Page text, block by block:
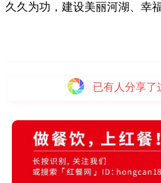
久久为功，建设美丽河湖、幸
已有 人分享了